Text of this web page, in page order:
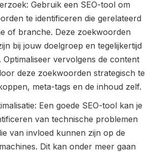
Gebruik een SEO-tool om
te identificeren die gerelateerd
of branche. Deze zoekwoorden
bij jouw doelgroep en tegelijkertijd
Optimaliseer vervolgens de content
deze zoekwoorden strategisch te
meta-tags en de inhoud zelf.
Een goede SEO-tool kan je
van technische problemen
van invloed kunnen zijn op de
Dit kan onder meer gaan